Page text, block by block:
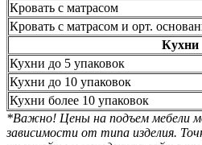
Кровать с матрасом
Кровать с матрасом и орт.
Кухни
Кухни до 5 упаковок
Кухни до 10 упаковок
Кухни более 10 упаковок
*Важно! Цены на подъем мебели
зависимости от типа изделия.